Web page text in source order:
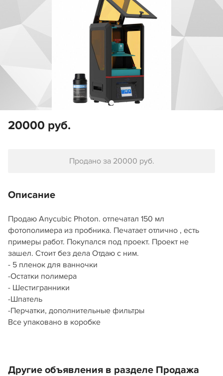
20000 руб.
Продано за 20000 руб.
Описание
Продаю Anycubic Photon. отпечатал 150 мл
фотополимера из пробника. Печатает отлично , есть
примеры работ. Покупался под проект. Проект не
зашел. Стоит без дела Отдаю с ним.
- 5 пленок для ванночки
-Остатки полимера
- Шестигранники
-Шпатель
-Перчатки, дополнительные фильтры
Все упаковано в коробке
Другие объявления в разделе Продажа